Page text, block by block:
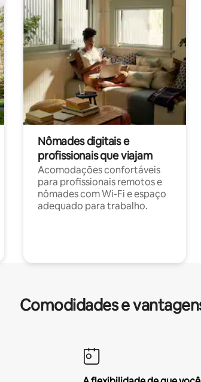
Nômades digitais e
profissionais que viajam
Acomodações confortáveis
para profissionais remotos e
nômades com Wi-Fi e espaço
adequado para trabalho.
Comodidades e